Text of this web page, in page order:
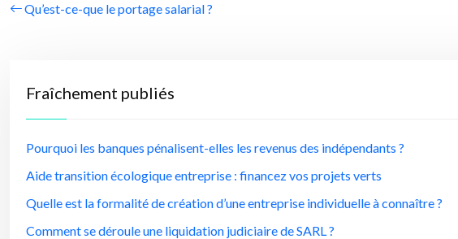
Qu’est-ce-que le portage salarial ?
Fraîchement publiés
Pourquoi les banques pénalisent-elles les revenus des indépendants ?
Aide transition écologique entreprise : financez vos projets verts
Quelle est la formalité de création d’une entreprise individuelle à connaître ?
Comment se déroule une liquidation judiciaire de SARL ?